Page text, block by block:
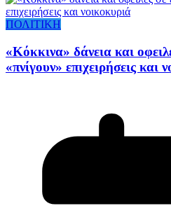
ΠΟΛΙΤΙΚΗ
«Κόκκινα» δάνεια και
«πνίγουν» επιχειρήσεις και